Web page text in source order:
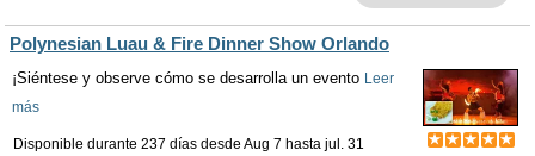
Polynesian Luau & Fire Dinner Show Orlando
¡Siéntese y observe cómo se desarrolla un evento Leer
más
Disponible durante 237 días desde Aug 7 hasta jul. 31